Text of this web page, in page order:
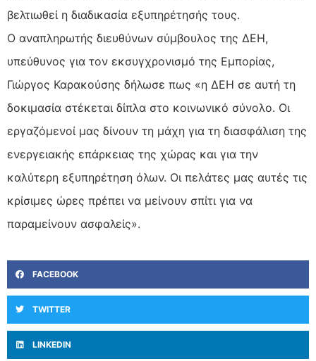
βελτιωθεί η διαδικασία εξυπηρέτησής τους.
Ο αναπληρωτής διευθύνων σύμβουλος της ΔΕΗ,
υπεύθυνος για τον εκσυγχρονισμό της Εμπορίας,
Γιώργος Καρακούσης δήλωσε πως «η ΔΕΗ σε αυτή τη
δοκιμασία στέκεται δίπλα στο κοινωνικό σύνολο. Οι
εργαζόμενοί μας δίνουν τη μάχη για τη διασφάλιση της
ενεργειακής επάρκειας της χώρας και για την
καλύτερη εξυπηρέτηση όλων. Οι πελάτες μας αυτές τις
κρίσιμες ώρες πρέπει να μείνουν σπίτι για να
παραμείνουν ασφαλείς».
FACEBOOK
TWITTER
LINKEDIN